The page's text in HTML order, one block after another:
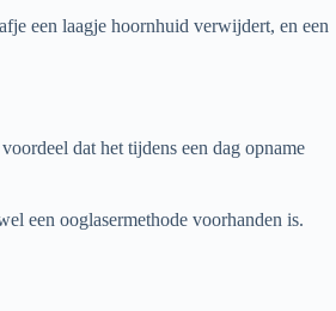
een laagje hoornhuid verwijdert, en een
dat het tijdens een dag opname
een ooglasermethode voorhanden is.